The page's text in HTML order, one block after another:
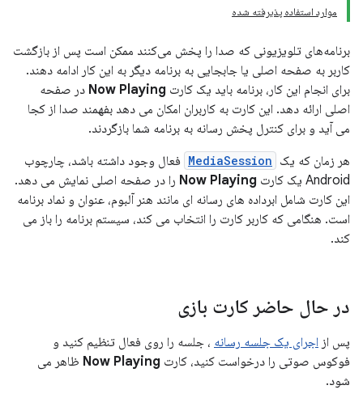
موارد استفاده پذیرفته شده
برنامه‌های تلویزیونی که صدا را پخش می‌کنند ممکن است پس از بازگشت
کاربر به صفحه اصلی یا جابجایی به برنامه دیگر به این کار ادامه دهند.
برای انجام این کار، برنامه باید یک کارت Now Playing در صفحه
اصلی ارائه دهد. این کارت به کاربران امکان می دهد بفهمند صدا از کجا
می آید و برای کنترل پخش رسانه به برنامه شما بازگردند.
هر زمان که یک MediaSession فعال وجود داشته باشد، چارچوب
Android یک کارت
Now Playing را در صفحه اصلی نمایش می دهد.
این کارت شامل ابرداده های رسانه ای مانند هنر آلبوم، عنوان و نماد برنامه
است. هنگامی که کاربر کارت را انتخاب می کند، سیستم برنامه را باز می
کند.
در حال حاضر کارت بازی
پس از اجرای یک جلسه رسانه ، جلسه را روی فعال تنظیم کنید و
فوکوس صوتی را درخواست کنید، کارت Now Playing ظاهر می
شود.